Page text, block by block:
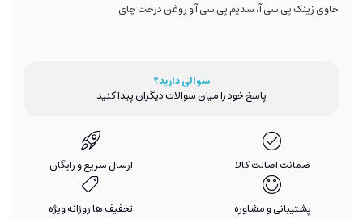
حاوی زینک پی سی آ، سدیم پی سی آ و روغن درخت چای
سوالی دارید؟
پاسخ خود را میان سوالات دیگران پیدا کنید
ضمانت اصالت کالا ارسال سریع و رایگان
پشتیبانی و مشاوره تخفیف ها روزانه ویژه